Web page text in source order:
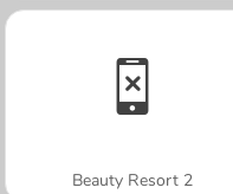
Beauty Resort 2